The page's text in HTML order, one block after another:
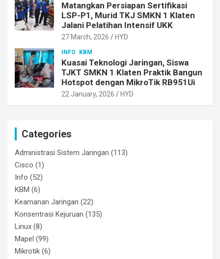
Matangkan Persiapan Sertifikasi
LSP-P1, Murid TKJ SMKN 1 Klaten
Jalani Pelatihan Intensif UKK
27 March, 2026 HYD
INFO KBM
Kuasai Teknologi Jaringan, Siswa
TJKT SMKN 1 Klaten Praktik Bangun
Hotspot dengan MikroTik RB951Ui
22 January, 2026 HYD
Categories
Administrasi Sistem Jaringan (113)
Cisco (1)
Info (52)
KBM (6)
Keamanan Jaringan (22)
Konsentrasi Kejuruan (135)
Linux (8)
Mapel (99)
Mikrotik (6)